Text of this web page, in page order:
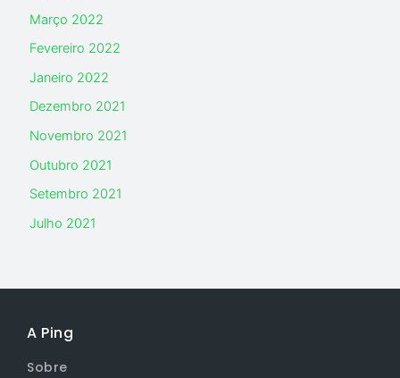
Março 2022
Fevereiro 2022
Janeiro 2022
Dezembro 2021
Novembro 2021
Outubro 2021
Setembro 2021
Julho 2021
A Ping
Sobre